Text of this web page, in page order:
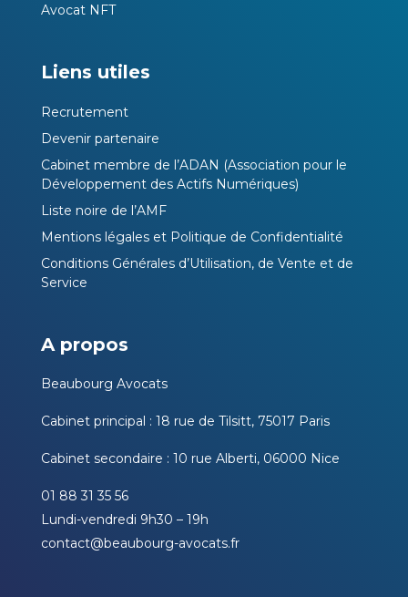
Avocat NFT
Liens utiles
Recrutement
Devenir partenaire
Cabinet membre de l’ADAN (Association pour le
Développement des Actifs Numériques)
Liste noire de l’AMF
Mentions légales et Politique de Confidentialité
Conditions Générales d’Utilisation, de Vente et de
Service
A propos
Beaubourg Avocats
Cabinet principal : 18 rue de Tilsitt, 75017 Paris
Cabinet secondaire : 10 rue Alberti, 06000 Nice
01 88 31 35 56
Lundi-vendredi 9h30 – 19h
contact@beaubourg-avocats.fr